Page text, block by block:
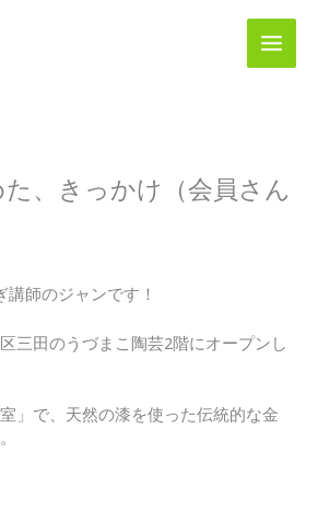
、きっかけ（会員さん
師のジャンです！
三田のうづまこ陶芸2階にオープンし
」で、天然の漆を使った伝統的な金